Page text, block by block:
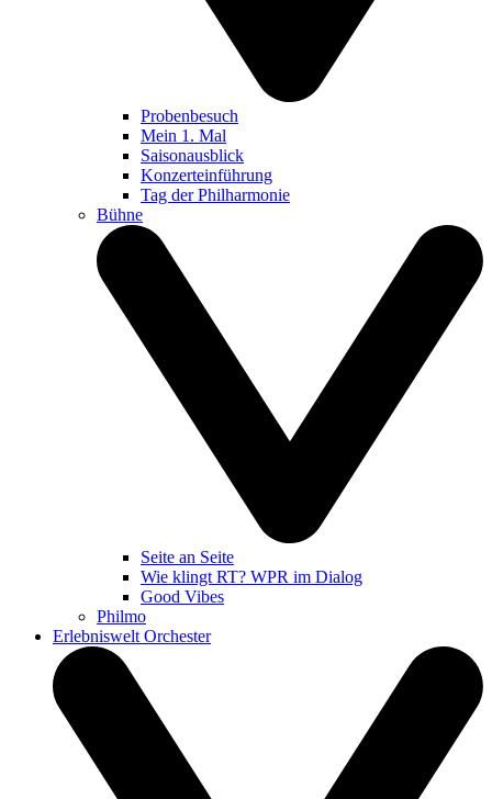
Probenbesuch
Mein 1. Mal
Saisonausblick
Konzerteinführung
Tag der Philharmonie
Bühne
Seite an Seite
Wie klingt RT? WPR im Dialog
Good Vibes
Philmo
Erlebniswelt Orchester